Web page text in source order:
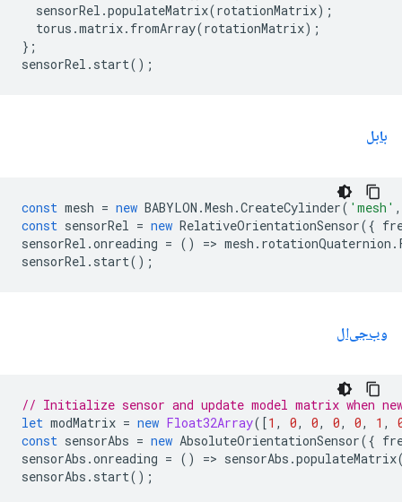
sensorRel .populateMatrix(rotationMatrix);
torus .matrix. fromArray(rotationMatrix);
};
sensorRel . start();
بابل
const mesh = new BABYLON .Mesh .CreateCylinder( 'mesh' ,
const sensorRel = new RelativeOrientationSensor({
sensorRel .onreading = () => mesh . rotationQuaternion .
sensorRel . start();
وب‌جی‌ال
// Initialize sensor and update model matrix when
let modMatrix = new Float32Array([1 , 0, 0, 0, 0, 1 ,
const sensorAbs = new AbsoluteOrientationSensor({
sensorAbs .onreading = () => sensorAbs .populateMatrix
sensorAbs . start();